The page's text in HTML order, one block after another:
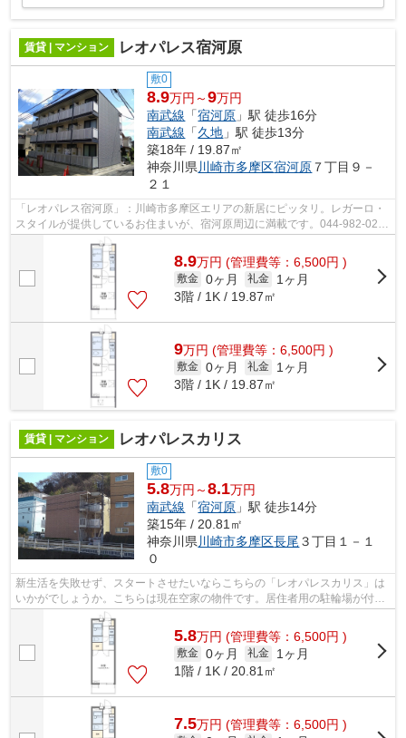
賃貸 | マンション レオパレス宿河原
敷0
8.9万円～9万円
南武線 「宿河原 」駅 徒歩16分
南武線 「久地 」駅 徒歩13分
築18年 / 19.87㎡
神奈川県川崎市多摩区宿河原 ７丁目９－
２１
「レオパレス宿河原」：川崎市多摩区エリアの新居にピッタリ。レガーロ・
スタイルが提供しているお住まいが、宿河原周辺に満載です。044-982-0209
8.9万円 (管理費等：6,500円 )
敷金 0ヶ月 礼金
1ヶ月
3階 / 1K / 19.87㎡
9万円 (管理費等：6,500円 )
敷金 0ヶ月 礼金
1ヶ月
3階 / 1K / 19.87㎡
賃貸 | マンション レオパレスカリス
敷0
5.8万円～8.1万円
南武線 「宿河原 」駅 徒歩14分
築15年 / 20.81㎡
神奈川県 川崎市多摩区長尾 ３丁目１－１
０
新生活を失敗せず、スタートさせたいならこちらの「レオパレスカリス」は
いかがでしょうか。こちらは現在空家の物件です。居住者用の駐輪場が付い
ている物件です。こちらの物件は、駅...
5.8万円 (管理費等：6,500円 )
敷金 0ヶ月 礼金
1ヶ月
1階 / 1K / 20.81㎡
7.5万円 (管理費等：6,500円 )